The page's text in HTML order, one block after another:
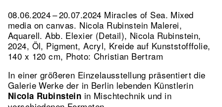
08.06.2024 – 20.07.2024 Miracles of Sea. Mixed
media on canvas. Nicola Rubinstein Malerei,
Aquarell.Abb. Elexier (Detail), Nicola Rubinstein,
2024, Öl, Pigment, Acryl, Kreide auf Kunststofffolie,
140 x 120 cm, Photo: Christian Bertram
In einer größeren Einzelausstellung präsentiert die
Galerie Werke der in Berlin lebenden Künstlerin
Nicola Rubinstein in Mischtechnik und in